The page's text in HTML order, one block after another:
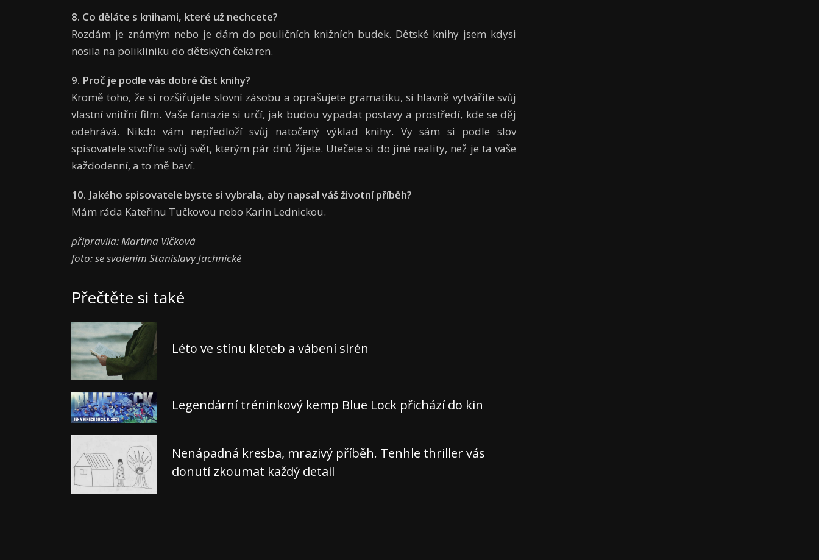
8. Co děláte s knihami, které už nechcete?
Rozdám je známým nebo je dám do pouličních knižních budek. Dětské knihy jsem kdysi
nosila na polikliniku do dětských čekáren.
9. Proč je podle vás dobré číst knihy?
Kromě toho, že si rozšiřujete slovní zásobu a oprašujete gramatiku, si hlavně vytváříte svůj
vlastní vnitřní film. Vaše fantazie si určí, jak budou vypadat postavy a prostředí, kde se děj
odehrává. Nikdo vám nepředloží svůj natočený výklad knihy. Vy sám si podle slov
spisovatele stvoříte svůj svět, kterým pár dnů žijete. Utečete si do jiné reality, než je ta vaše
každodenní, a to mě baví.
10. Jakého spisovatele byste si vybrala, aby napsal váš životní příběh?
Mám ráda Kateřinu Tučkovou nebo Karin Lednickou.
připravila: Martina Vlčková
foto: se svolením Stanislavy Jachnické
Přečtěte si také
Léto ve stínu kleteb a vábení sirén
Legendární tréninkový kemp Blue Lock přichází do kin
Nenápadná kresba, mrazivý příběh. Tenhle thriller vás
donutí zkoumat každý detail